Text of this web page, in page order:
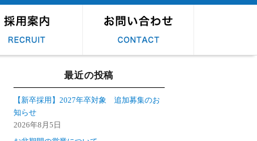
い合わせ
のお問い合わせ
最近の投稿
【新卒採用】2027年卒対象 追加募集のお
知らせ
2026年8月5日